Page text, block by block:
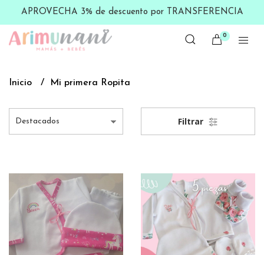
APROVECHA 3% de descuento por TRANSFERENCIA
0
Inicio Mi primera Ropita
Filtrar